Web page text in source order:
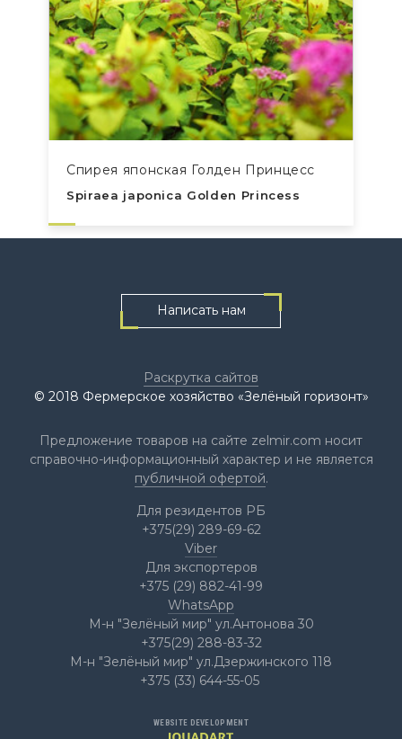
Спирея японская Голден Принцесс
Spiraea japonica Golden Princess
Форзиция промежуточная
Forsythia intermedia Goldzauber
1 2
Написать нам
Раскрутка сайтов
© 2018 Фермерское хозяйство «Зелёный горизонт»
Предложение товаров на сайте zelmir.com носит
справочно-информационный характер и не является
публичной офертой.
Для резидентов РБ
+375(29) 289-69-62
Viber
Для экспортеров
+375 (29) 882-41-99
WhatsApp
М-н "Зелёный мир" ул.Антонова 30
+375(29) 288-83-32
М-н "Зелёный мир" ул.Дзержинского 118
+375 (33) 644-55-05
WEBSITE DEVELOPMENT